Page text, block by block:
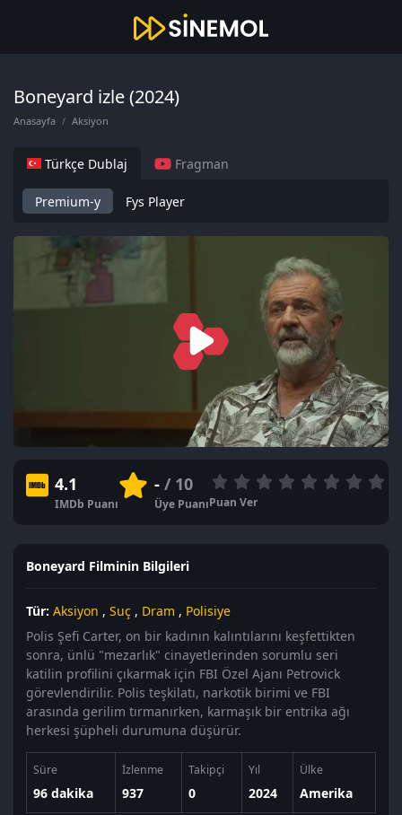
Boneyard izle (2024)
Anasayfa Aksiyon
Türkçe Dublaj Fragman
Premium-y Fys Player
4.1
IMDb Puanı
-/ 10
Üye PuanıPuan Ver
Boneyard Filminin Bilgileri
Tür: Aksiyon , Suç , Dram , Polisiye
Polis Şefi Carter, on bir kadının kalıntılarını keşfettikten
sonra, ünlü "mezarlık" cinayetlerinden sorumlu seri
katilin profilini çıkarmak için FBI Özel Ajanı Petrovick
görevlendirilir. Polis teşkilatı, narkotik birimi ve FBI
arasında gerilim tırmanırken, karmaşık bir entrika ağı
herkesi şüpheli durumuna düşürür.
Süre
96 dakika
İzlenme
937
Takipçi
0
Yıl
2024
Ülke
Amerika